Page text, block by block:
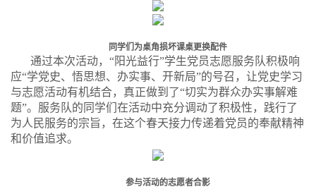
同学们为桌角损坏课桌更换配件
通过本次活动，“阳光益行”学生党员志愿服务队积极响
应“学党史、悟思想、办实事、开新局”的号召，让党史学习
与志愿活动有机结合，真正做到了“切实为群众办实事解难
题”。服务队的同学们在活动中充分调动了积极性，践行了
为人民服务的宗旨，在这个春天接力传递着党员的奉献精神
和价值追求。
参与活动的志愿者合影